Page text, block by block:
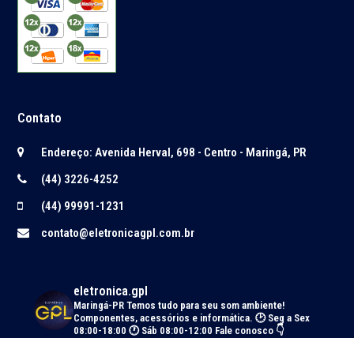
Contato
Endereço: Avenida Herval, 698 - Centro - Maringá, PR
(44) 3226-4252
(44) 99991-1231
contato@eletronicagpl.com.br
eletronica.gpl
Maringá-PRTemos tudo para seu som ambiente!
Componentes, acessórios e informática. 🕑 Seg a Sex
08:00-18:00 🕐 Sáb 08:00-12:00 Fale conosco 👇